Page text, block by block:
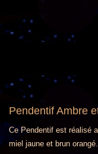
Pendentif Ambre
Ce Pendentif est réalisé
miel jaune et brun